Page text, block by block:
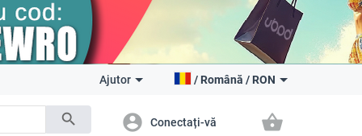
search
Ajutor / Română / RON
account_circle Conectați-vă shopping_basket